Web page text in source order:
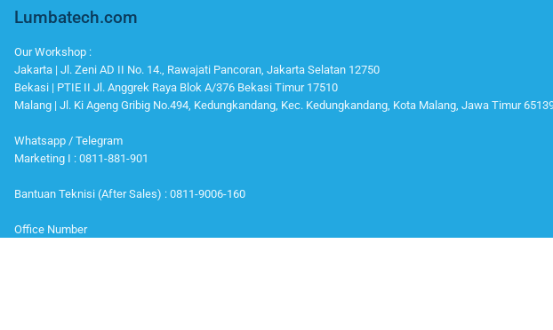
Lumbatech.com
Our Workshop :
Jakarta | Jl. Zeni AD II No. 14., Rawajati Pancoran, Jakarta Selatan 12750
Bekasi | PTIE II Jl. Anggrek Raya Blok A/376 Bekasi Timur 17510
Malang | Jl. Ki Ageng Gribig No.494, Kedungkandang, Kec. Kedungkandang, Kota Malang, Jawa Timur
Whatsapp / Telegram
Marketing I : 0811-881-901
Bantuan Teknisi (After Sales) : 0811-9006-160
Office Number